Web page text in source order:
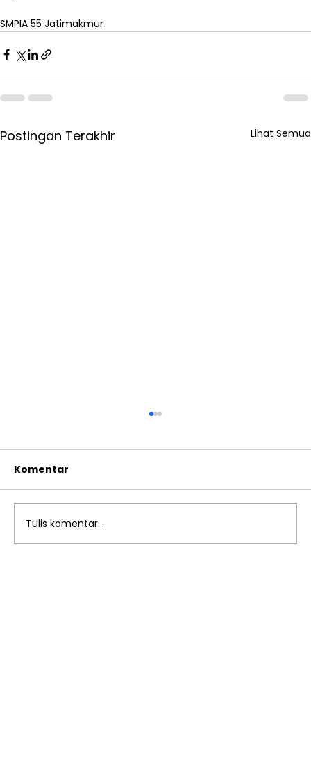
SMPIA 55 Jatimakmur
Postingan Terakhir Lihat Semua
Komentar
Tulis komentar...